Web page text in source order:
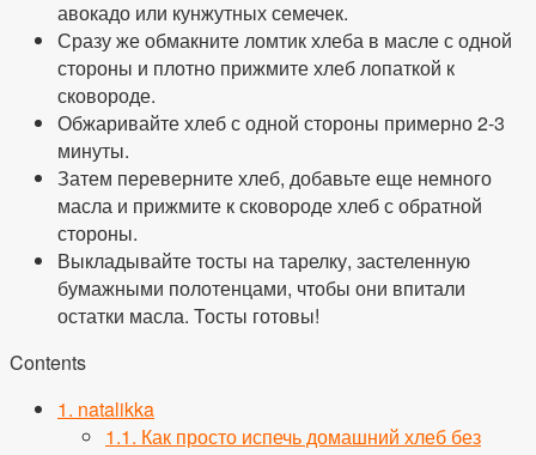
авокадо или кунжутных семечек.
Сразу же обмакните ломтик хлеба в масле с одной
стороны и плотно прижмите хлеб лопаткой к
сковороде.
Обжаривайте хлеб с одной стороны примерно 2-3
минуты.
Затем переверните хлеб, добавьте еще немного
масла и прижмите к сковороде хлеб с обратной
стороны.
Выкладывайте тосты на тарелку, застеленную
бумажными полотенцами, чтобы они впитали
остатки масла. Тосты готовы!
Contents
1. natalikka
1.1. Как просто испечь домашний хлеб без